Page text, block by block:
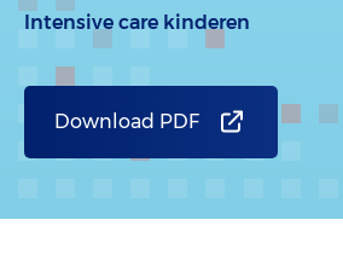
Intensive care kinderen
Download PDF